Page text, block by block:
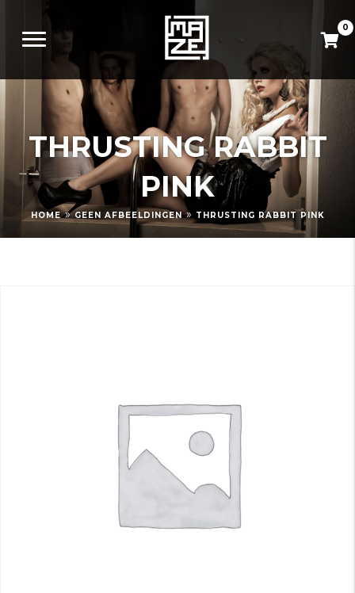
0
THRUSTING RABBIT
PINK
HOME » GEEN AFBEELDINGEN » THRUSTING RABBIT PINK